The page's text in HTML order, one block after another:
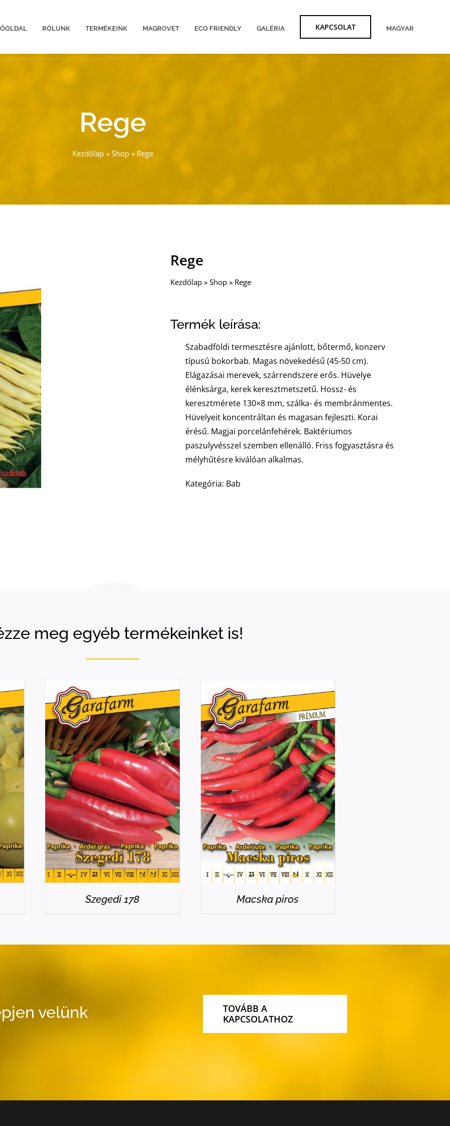
RÓLUNK TERMÉKEINK MAGROVET ECO FRIENDLY GALÉRIA KAPCSOLAT MAGYAR
Rege
Kezdőlap» Shop» Rege
Rege
Kezdőlap » Shop » Rege
Termék leírása:
Szabadföldi termesztésre ajánlott, bőtermő, konzerv
típusú bokorbab. Magas növekedésű (45-50 cm).
Elágazásai merevek, szárrendszere erős. Hüvelye
élénksárga, kerek keresztmetszetű. Hossz- és
keresztmérete 130×8 mm, szálka- és membránmentes.
Hüvelyeit koncentráltan és magasan fejleszti. Korai
érésű. Magjai porcelánfehérek. Baktériumos
paszulyvésszel szemben ellenálló. Friss fogyasztásra és
mélyhűtésre kiválóan alkalmas.
Kategória: Bab
meg egyéb termékeinket is!
RÉSZLETEK
Szegedi 178
RÉSZLETEK
Macska piros
velünk
TOVÁBB A
KAPCSOLATHOZ